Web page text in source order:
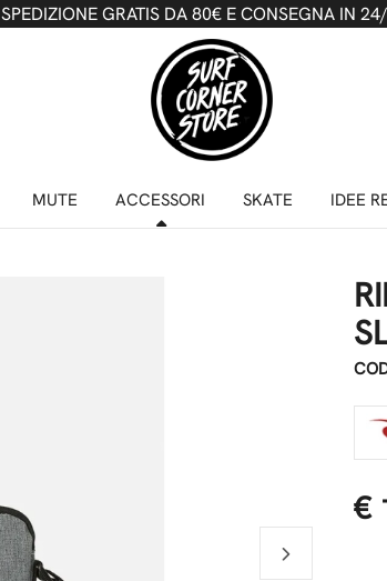
SPEDIZIONE GRATIS DA 80€ E CONSEGNA IN
MUTE ACCESSORI SKATE IDEE
€